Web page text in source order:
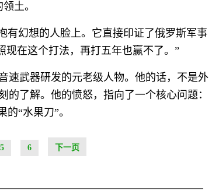
土。
有幻想的人脸上。它直接印证了俄罗斯军事
现在这个打法，再打五年也赢不了。”
速武器研发的元老级人物。他的话，不是外
了解。他的愤怒，指向了一个核心问题：
“水果刀”。
5 6 下一页